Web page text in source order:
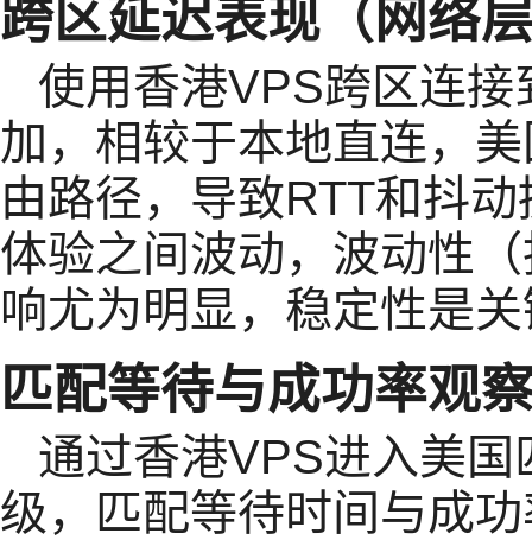
跨区延迟表现（网络
使用香港VPS跨区连
加，相较于本地直连，
由路径，导致RTT和抖
体验之间波动，波动性
响尤为明显，稳定性是
匹配等待与成功率观
通过香港VPS进入美
级，匹配等待时间与成